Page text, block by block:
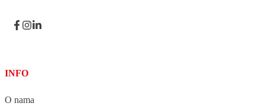
INFO
O nama